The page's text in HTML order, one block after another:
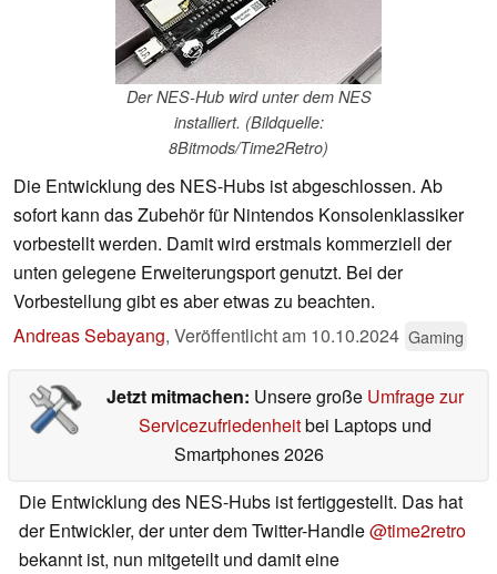
Der NES-Hub wird unter dem NES
installiert. (Bildquelle:
8Bitmods/Time2Retro)
Die Entwicklung des NES-Hubs ist abgeschlossen. Ab
sofort kann das Zubehör für Nintendos Konsolenklassiker
vorbestellt werden. Damit wird erstmals kommerziell der
unten gelegene Erweiterungsport genutzt. Bei der
Vorbestellung gibt es aber etwas zu beachten.
Andreas Sebayang, Veröffentlicht am 10.10.2024 Gaming
Jetzt mitmachen: Unsere große Umfrage zur
Servicezufriedenheitbei Laptops und
Smartphones 2026
Die Entwicklung des NES-Hubs ist fertiggestellt. Das hat
der Entwickler, der unter dem Twitter-Handle@time2retro
bekannt ist, nun mitgeteilt und damit eine